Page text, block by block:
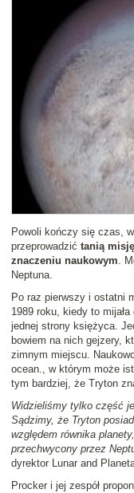
Powoli kończy się czas,
przeprowadzić tanią
znaczeniu naukowym.
Neptuna.
Po raz pierwszy i ostatni
1989 roku, kiedy to
jednej strony księżyca.
bowiem na nich gejzery,
zimnym miejscu.
ocean., w którym może
tym bardziej, że Tryton
Widzieliśmy tylko część
Sądzimy, że Tryton
względem równika
przechwycony przez
dyrektor Lunar and
Procker i jej zespół